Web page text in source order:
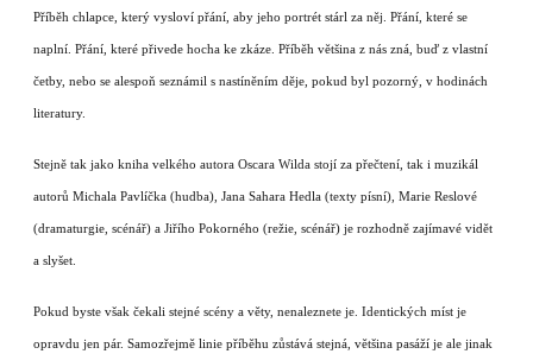
Příběh chlapce, který vysloví přání, aby jeho portrét stárl za něj. Přání, které se
naplní. Přání, které přivede hocha ke zkáze. Příběh většina z nás zná, buď z vlastní
četby, nebo se alespoň seznámil s nastíněním děje, pokud byl pozorný, v hodinách
literatury.
Stejně tak jako kniha velkého autora Oscara Wilda stojí za přečtení, tak i muzikál
autorů Michala Pavlíčka (hudba), Jana Sahara Hedla (texty písní), Marie Reslové
(dramaturgie, scénář) a Jiřího Pokorného (režie, scénář) je rozhodně zajímavé vidět
a slyšet.
Pokud byste však čekali stejné scény a věty, nenaleznete je. Identických míst je
opravdu jen pár. Samozřejmě linie příběhu zůstává stejná, většina pasáží je ale jinak